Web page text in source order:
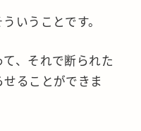
いうことです。
、それで断られた
ることができま